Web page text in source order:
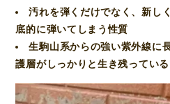
汚れを弾くだけでなく、新し
底的に弾いてしまう性質
生駒山系からの強い紫外線に
護層がしっかりと生き残ってい